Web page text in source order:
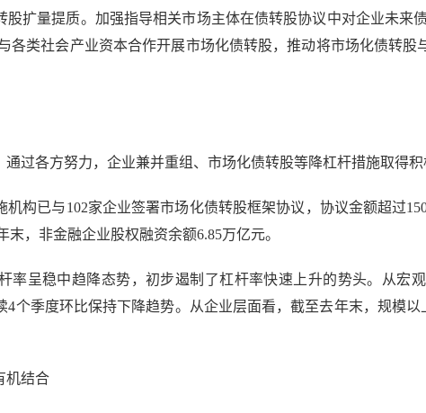
股扩量提质。加强指导相关市场主体在债转股协议中对企业未来
各类社会产业资本合作开展市场化债转股，推动将市场化债转
各方努力，企业兼并重组、市场化债转股等降杠杆措施取得积
已与102家企业签署市场化债转股框架协议，协议金额超过
，非金融企业股权融资余额6.85万亿元。
呈稳中趋降态势，初步遏制了杠杆率快速上升的势头。从宏
4个季度环比保持下降趋势。从企业层面看，截至去年末，规模
结合